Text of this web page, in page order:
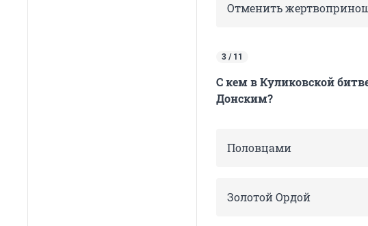
Отменить
3 / 11
С кем в Куликовской
Донским?
Половцами
Золотой Ордой